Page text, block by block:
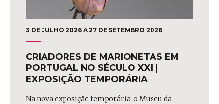
3 DE JULHO 2026 A 27 DE SETEMBRO 2026
CRIADORES DE MARIONETAS EM
PORTUGAL NO SÉCULO XXI |
EXPOSIÇÃO TEMPORÁRIA
Na nova exposição temporária, o Museu da